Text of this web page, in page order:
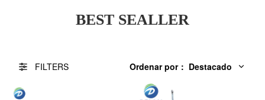
BEST SEALLER
FILTERS Ordenar por： Destacado